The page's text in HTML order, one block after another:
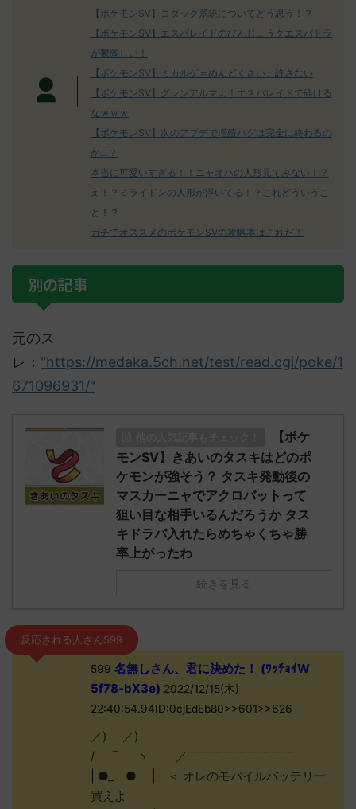
【ポケモンSV】コダック系統についてどう思う！？
【ポケモンSV】エスバレイドのびんじょうクエスパトラ
が鬱陶しい！
【ポケモンSV】ミカルゲ＝めんどくさい、許さない
【ポケモンSV】グレンアルマよ！エスバレイドで砕ける
なｗｗｗ
【ポケモンSV】次のアプデで増殖バグは完全に終わるの
か…？
本当に可愛いすぎる！！ニャオハの人形見てみない！？
え！？ミライドンの人形が浮いてる！？これどういうこ
と！？
ガチでオススメのポケモンSVの攻略本はこれだ！
別の記事
元のス
レ： "https://medaka.5ch.net/test/read.cgi/poke/1
671096931/"
【ポケ
モンSV】きあいのタスキはどのポ
ケモンが強そう？ タスキ発動後の
マスカーニャでアクロバットって
狙い目な相手いるんだろうか タス
キドラパ入れたらめちゃくちゃ勝
率上がったわ
続きを見る
反応される人さん599
599 名無しさん、君に決めた！ (ﾜｯﾁｮｲW
5f78-bX3e) 2022/12/15(木)
22:40:54.94ID:0cjEdEb80>>601>>626
／) ／)
/ ⌒ ヽ ／￣￣￣￣￣￣￣￣￣
| ●_ ● | ＜ オレのモバイルバッテリー
買えよ